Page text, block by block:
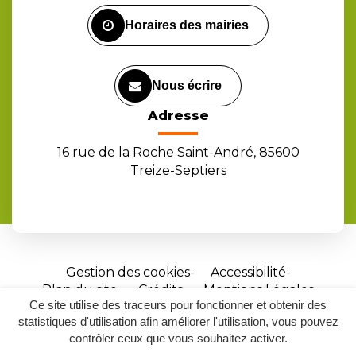
Ce site utilise des traceurs pour fonctionner et obtenir des
statistiques d'utilisation afin améliorer l'utilisation, vous pouvez
contrôler ceux que vous souhaitez activer.
Horaires des mairies
Nous écrire
Adresse
16 rue de la Roche Saint-André, 85600
Treize-Septiers
Gestion des cookies
Accessibilité
Plan du site
Crédits
Mentions Légales
Site
réalisé